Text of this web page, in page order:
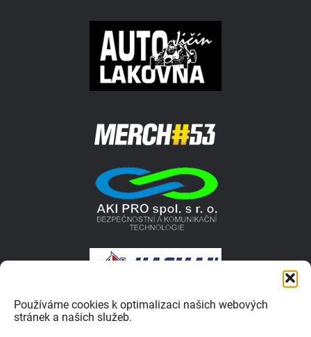
Používáme cookies k optimalizaci našich webových
stránek a našich služeb.